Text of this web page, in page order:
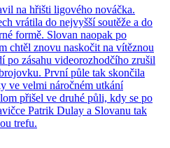
na hřišti ligového nováčka.
vrátila do nejvyšší soutěže a do
formě. Slovan naopak po
chtěl znovu naskočit na vítěznou
zásahu videorozhodčího zrušil
První půle tak skončila
ve velmi náročném utkání
přišel ve druhé půli, kdy se po
Patrik Dulay a Slovanu tak
trefu.